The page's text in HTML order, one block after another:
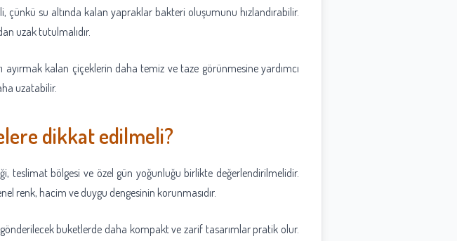
su altında kalan yapraklar bakteri oluşumunu hızlandırabilir.
uzak tutulmalıdır.
kalan çiçeklerin daha temiz ve taze görünmesine yardımcı
uzatabilir.
dikkat edilmeli?
teslimat bölgesi ve özel gün yoğunluğu birlikte değerlendirilmelidir.
renk, hacim ve duygu dengesinin korunmasıdır.
buketlerde daha kompakt ve zarif tasarımlar pratik olur.